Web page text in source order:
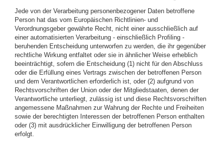
Jede von der Verarbeitung personenbezogener Daten betroffene
Person hat das vom Europäischen Richtlinien- und
Verordnungsgeber gewährte Recht, nicht einer ausschließlich auf
einer automatisierten Verarbeitung - einschließlich Profiling -
beruhenden Entscheidung unterworfen zu werden, die ihr gegenüber
rechtliche Wirkung entfaltet oder sie in ähnlicher Weise erheblich
beeinträchtigt, sofern die Entscheidung (1) nicht für den Abschluss
oder die Erfüllung eines Vertrags zwischen der betroffenen Person
und dem Verantwortlichen erforderlich ist, oder (2) aufgrund von
Rechtsvorschriften der Union oder der Mitgliedstaaten, denen der
Verantwortliche unterliegt, zulässig ist und diese Rechtsvorschriften
angemessene Maßnahmen zur Wahrung der Rechte und Freiheiten
sowie der berechtigten Interessen der betroffenen Person enthalten
oder (3) mit ausdrücklicher Einwilligung der betroffenen Person
erfolgt.